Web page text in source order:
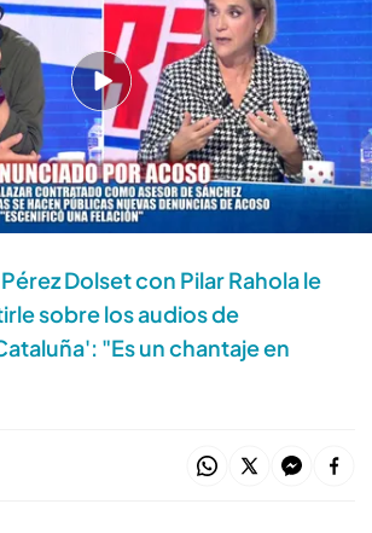
2025 - 18:51h.
que continúen los casos
el de Paco Salazar con un
sufrió ella con un diputado "muy
Dolset con Pilar Rahola le
sobre los audios de
"Es un chantaje en